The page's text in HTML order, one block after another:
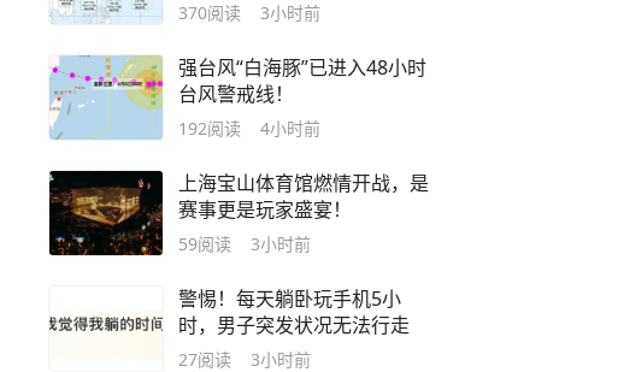
370阅读 3小时前
强台风“白海豚”已进入48小时
台风警戒线！
192阅读 4小时前
上海宝山体育馆燃情开战，是
赛事更是玩家盛宴！
59阅读 3小时前
警惕！每天躺卧玩手机5小
时，男子突发状况无法行走
27阅读 3小时前